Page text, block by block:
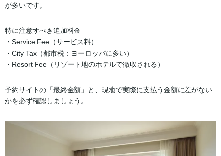
が多いです。
特に注意すべき追加料金
・Service Fee（サービス料）
・City Tax（都市税：ヨーロッパに多い）
・Resort Fee（リゾート地のホテルで徴収される）
予約サイトの「最終金額」と、現地で実際に支払う金額に差がない
かを必ず確認しましょう。